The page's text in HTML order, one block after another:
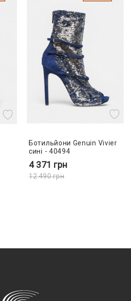
Ботильйони Genuin Vivier
сині - 40494
4 371 грн
12 490грн